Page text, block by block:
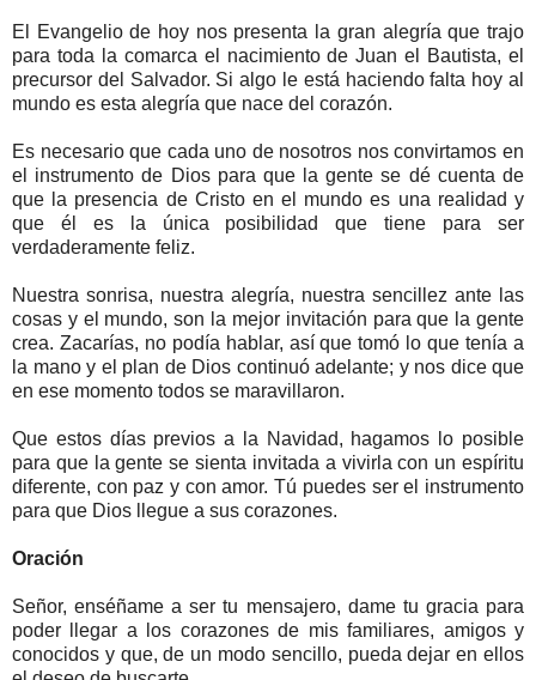
El Evangelio de hoy nos presenta la gran alegría que trajo
para toda la comarca el nacimiento de Juan el Bautista, el
precursor del Salvador. Si algo le está haciendo falta hoy al
mundo es esta alegría que nace del corazón.
Es necesario que cada uno de nosotros nos convirtamos en
el instrumento de Dios para que la gente se dé cuenta de
que la presencia de Cristo en el mundo es una realidad y
que él es la única posibilidad que tiene para ser
verdaderamente feliz.
Nuestra sonrisa, nuestra alegría, nuestra sencillez ante las
cosas y el mundo, son la mejor invitación para que la gente
crea. Zacarías, no podía hablar, así que tomó lo que tenía a
la mano y el plan de Dios continuó adelante; y nos dice que
en ese momento todos se maravillaron.
Que estos días previos a la Navidad, hagamos lo posible
para que la gente se sienta invitada a vivirla con un espíritu
diferente, con paz y con amor. Tú puedes ser el instrumento
para que Dios llegue a sus corazones.
Oración
Señor, enséñame a ser tu mensajero, dame tu gracia para
poder llegar a los corazones de mis familiares, amigos y
conocidos y que, de un modo sencillo, pueda dejar en ellos